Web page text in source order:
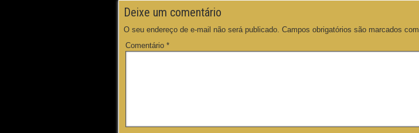
Deixe um comentário
O seu endereço de e-mail não será publicado. Campos obrigatórios são marcados com
Comentário *